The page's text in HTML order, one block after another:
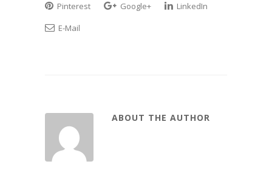
Pinterest
Google+
LinkedIn
E-Mail
ABOUT THE AUTHOR